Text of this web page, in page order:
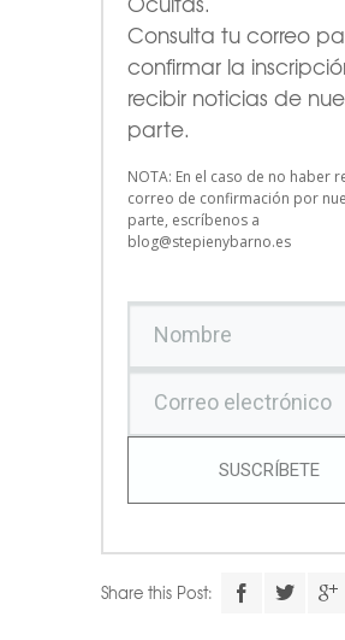
Consulta tu correo
confirmar la
recibir noticias de
parte.
NOTA: En el caso de no haber
correo de confirmación por
parte, escríbenos a
blog@stepienybarno.es
SUSCRÍBETE
Share this Post: